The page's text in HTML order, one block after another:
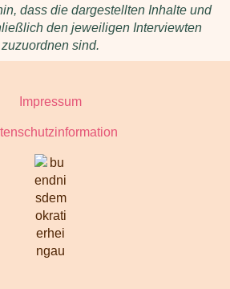
dass die dargestellten Inhalte und
den jeweiligen Interviewten
zuzuordnen sind.
Impressum